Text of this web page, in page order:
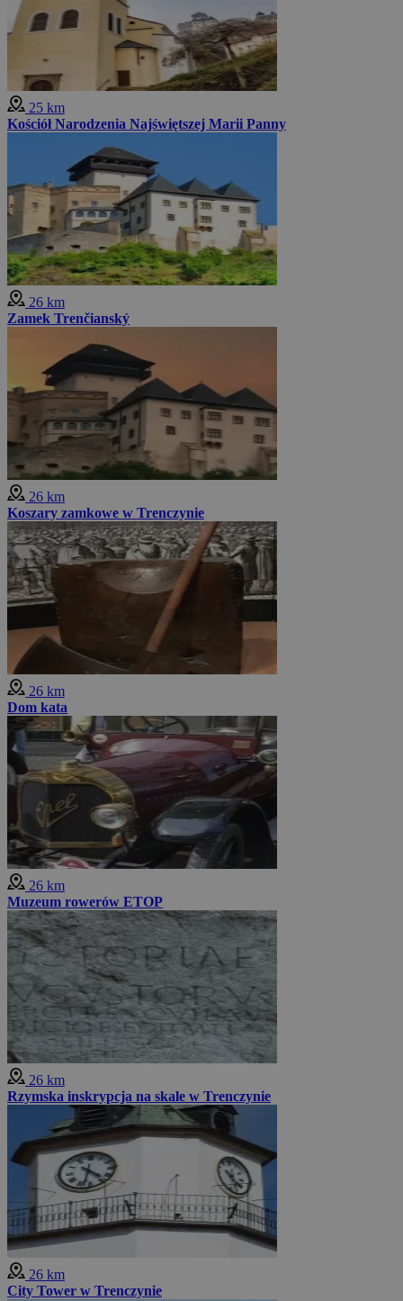
25 km
Kościół Narodzenia Najświętszej Marii Panny
26 km
Zamek Trenčianský
26 km
Koszary zamkowe w Trenczynie
26 km
Dom kata
26 km
Muzeum rowerów ETOP
26 km
Rzymska inskrypcja na skale w Trenczynie
26 km
City Tower w Trenczynie